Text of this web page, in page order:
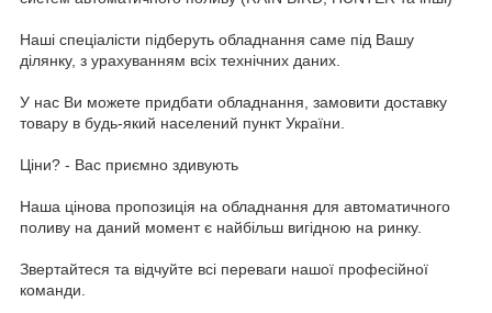
Наші спеціалісти підберуть обладнання саме під Вашу
ділянку, з урахуванням всіх технічних даних.
У нас Ви можете придбати обладнання, замовити доставку
товару в будь-який населений пункт України.
Ціни? - Вас приємно здивують
Наша цінова пропозиція на обладнання для автоматичного
поливу на даний момент є найбільш вигідною на ринку.
Звертайтеся та відчуйте всі переваги нашої професійної
команди.